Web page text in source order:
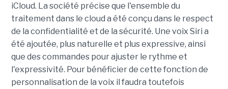
iCloud. La société précise que l'ensemble du
traitement dans le cloud a été conçu dans le respect
de la confidentialité et de la sécurité. Une voix Siri a
été ajoutée, plus naturelle et plus expressive, ainsi
que des commandes pour ajuster le rythme et
l'expressivité. Pour bénéficier de cette fonction de
personnalisation de la voix il faudra toutefois